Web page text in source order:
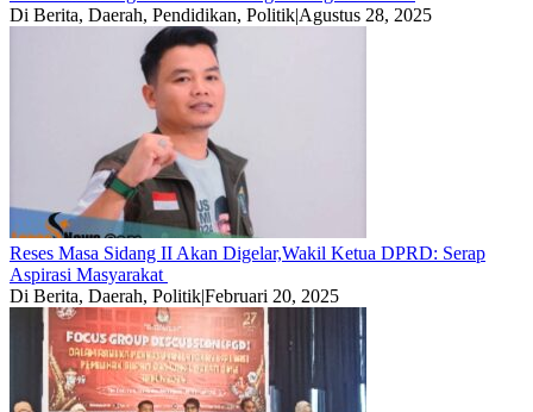
Di Berita, Daerah, Pendidikan, Politik|Agustus 28, 2025
Reses Masa Sidang II Akan Digelar,Wakil Ketua DPRD: Serap
Aspirasi Masyarakat
Di Berita, Daerah, Politik|Februari 20, 2025